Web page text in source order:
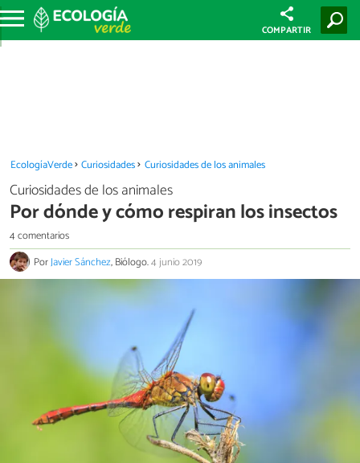
COMPARTIR
EcologíaVerde Curiosidades Curiosidades de los animales
Curiosidades de los animales
Por dónde y cómo respiran los insectos
4 comentarios
PorJavier Sánchez, Biólogo.4 junio 2019